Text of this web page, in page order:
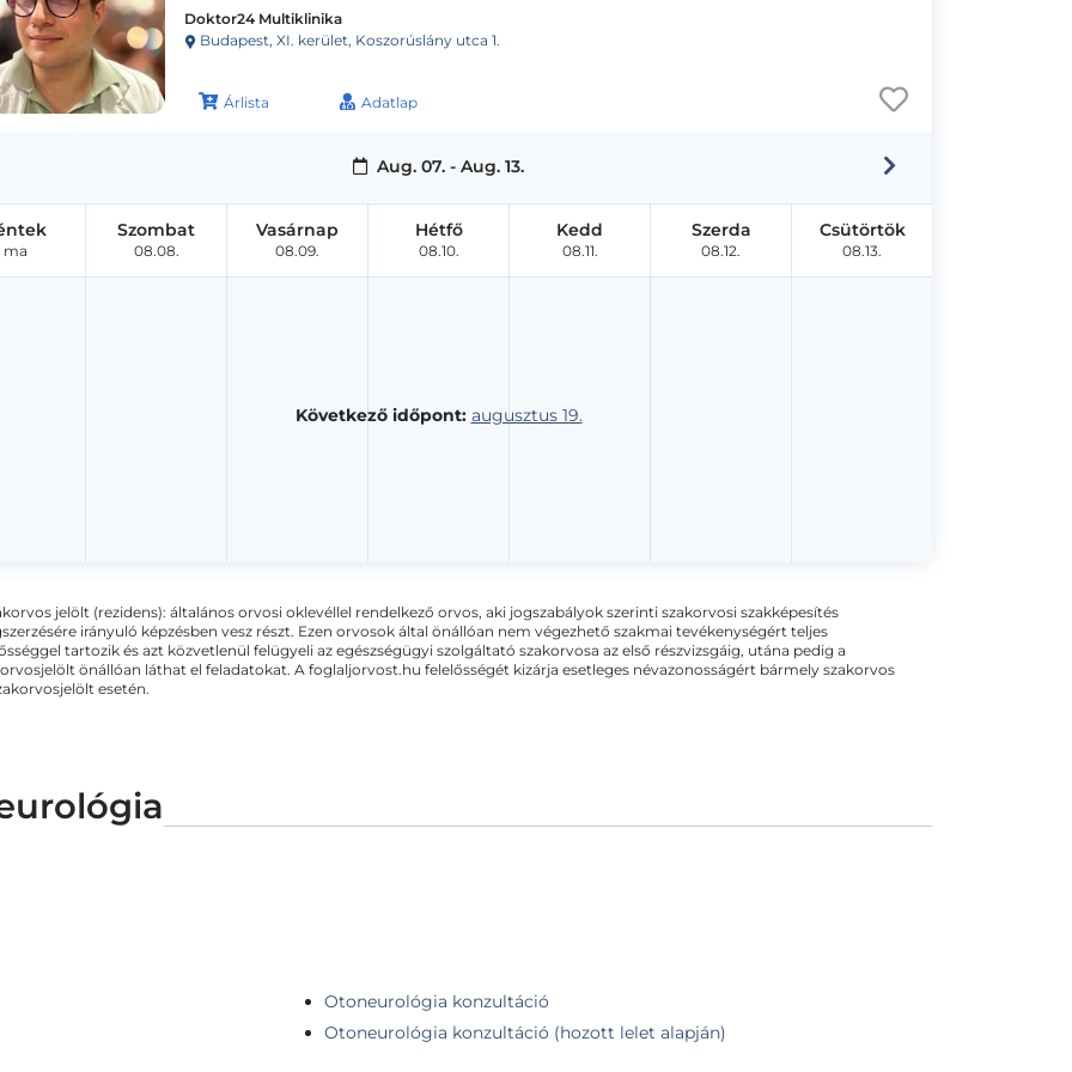
Doktor24 Multiklinika
Budapest, XI. kerület, Koszorúslány utca 1.
Árlista Adatlap
Aug. 07. - Aug. 13.
Következő időpont: augusztus 19.
ma
Szombat
08.08.
Vasárnap
08.09.
Hétfő
08.10.
Kedd
08.11.
Szerda
08.12.
Csütörtök
08.13.
jelölt (rezidens): általános orvosi oklevéllel rendelkező orvos, aki jogszabályok szerinti szakorvosi szakképesítés
irányuló képzésben vesz részt. Ezen orvosok által önállóan nem végezhető szakmai tevékenységért teljes
tartozik és azt közvetlenül felügyeli az egészségügyi szolgáltató szakorvosa az első részvizsgáig, utána pedig a
önállóan láthat el feladatokat. A foglaljorvost.hu felelősségét kizárja esetleges névazonosságért bármely szakorvos
esetén.
Otoneurológia konzultáció
Otoneurológia konzultáció (hozott lelet alapján)